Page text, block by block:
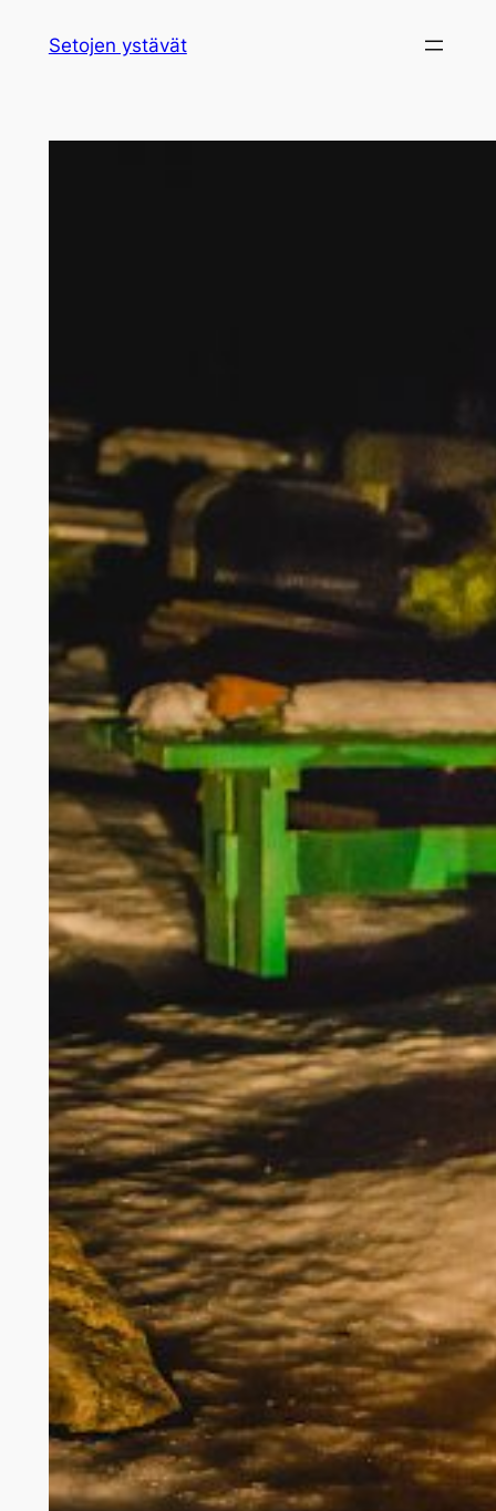
sisältöön
Setojen ystävät